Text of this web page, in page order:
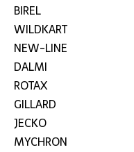
BIREL
WILDKART
NEW-LINE
DALMI
ROTAX
GILLARD
JECKO
MYCHRON